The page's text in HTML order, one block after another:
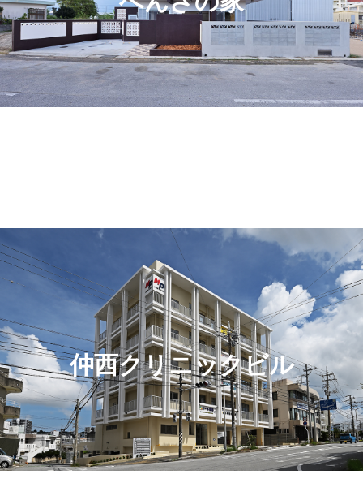
仲西クリニックビル